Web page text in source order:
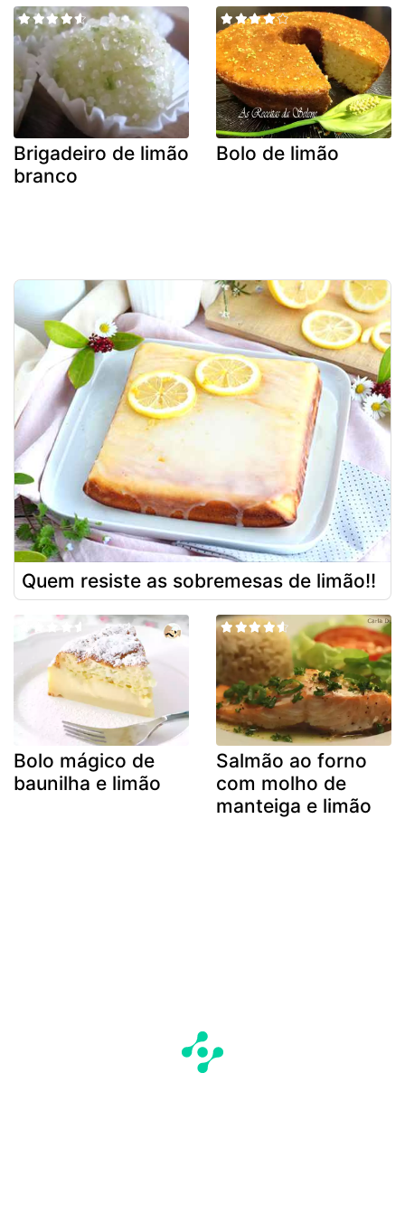
Brigadeiro de limão
branco
Bolo de limão
Quem resiste as sobremesas de limão!!
Bolo mágico de
baunilha e limão
Salmão ao forno
com molho de
manteiga e limão